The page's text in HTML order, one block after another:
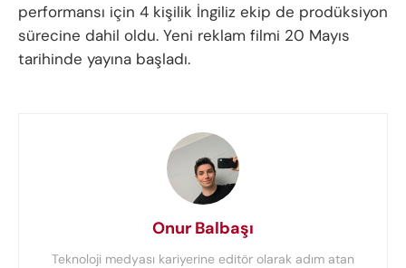
performansı için 4 kişilik İngiliz ekip de prodüksiyon
sürecine dahil oldu. Yeni reklam filmi 20 Mayıs
tarihinde yayına başladı.
Onur Balbaşı
Teknoloji medyası kariyerine editör olarak adım atan